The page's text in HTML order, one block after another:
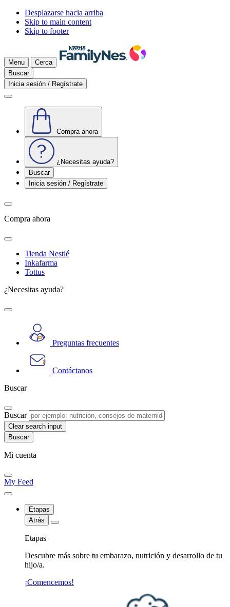
Desplazarse hacia arriba
Skip to main content
Skip to footer
Menu
Cerca
Buscar
Inicia sesión / Regístrate
Compra ahora
¿Necesitas ayuda?
Buscar
Inicia sesión / Regístrate
Compra ahora
Tienda Nestlé
Inkafarma
Tottus
¿Necesitas ayuda?
Preguntas frecuentes
Contáctanos
Buscar
Buscar
Clear search input
Mi cuenta
My Feed
Etapas
Atrás
Etapas
Descubre más sobre tu embarazo, nutrición y desarrollo de tu
hijo/a.
¡Comencemos!